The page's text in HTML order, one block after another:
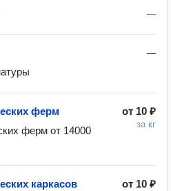
—
—
от 10 ₽
за кг
ферм
ферм от 14000
от 10 ₽
каркасов